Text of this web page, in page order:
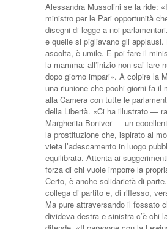
Alessandra Mussolini se la ride:
ministro per le Pari opportunità
disegni di legge a noi
e quelle si pigliavano gli applausi.
ascolta, è umile. E poi fare il
la mamma: all’inizio non sai fare
dopo giorno impari». A colpire la
una riunione che pochi giorni fa il
alla Camera con tutte le
della Libertà. «Ci ha illustrato —
Margherita Boniver — un
la prostituzione che, ispirato al
vieta l’adescamento in luogo
equilibrata. Attenta ai
forza di chi vuole imporre la
Certo, è anche solidarietà di
collega di partito e, di riflesso,
Ma pure attraversando il fossato
divideva destra e sinistra c’è chi